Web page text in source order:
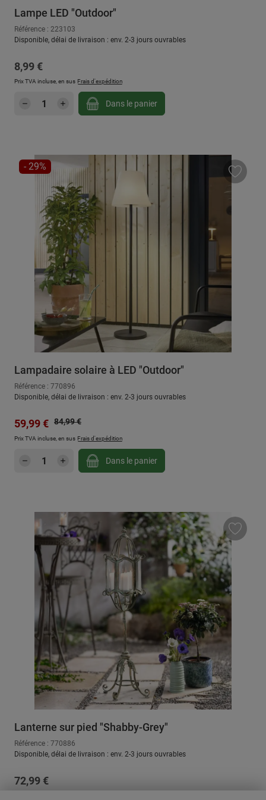
Lampe LED "Outdoor"
Référence : 223103
Disponible, délai de livraison : env. 2-3 jours ouvrables
Prix régulier :
8,99 €
Prix TVA incluse, en sus Frais d'expédition
Quantité de produit : Entrez la quantité
Dans le panier
RÉDUCTION
- 29%
Lampadaire solaire à LED "Outdoor"
Référence : 770896
Disponible, délai de livraison : env. 2-3 jours ouvrables
Prix de vente :
59,99 € Prix régulier :
84,99 €
Prix TVA incluse, en sus Frais d'expédition
Quantité de produit : Entrez la quantité
Dans le panier
Lanterne sur pied "Shabby-Grey"
Référence : 770886
Disponible, délai de livraison : env. 2-3 jours ouvrables
Prix régulier :
72,99 €